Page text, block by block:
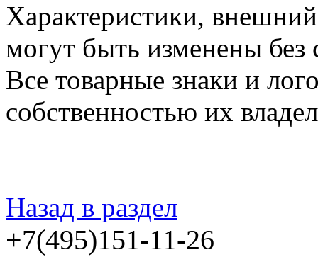
Характеристики,
могут быть изменены без
Все товарные знаки и
собственностью их
Назад в раздел
+7(495)151-11-26